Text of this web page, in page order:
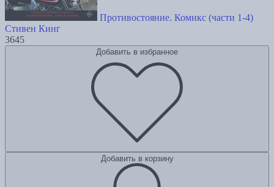
Противостояние. Комикс (части 1-4)
Стивен Кинг
3645
Добавить в избранное
Добавить в корзину